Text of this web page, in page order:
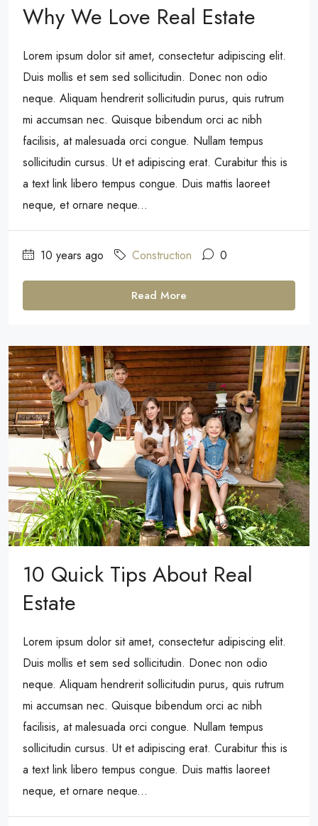
Why We Love Real Estate
Lorem ipsum dolor sit amet, consectetur adipiscing elit.
Duis mollis et sem sed sollicitudin. Donec non odio
neque. Aliquam hendrerit sollicitudin purus, quis rutrum
mi accumsan nec. Quisque bibendum orci ac nibh
facilisis, at malesuada orci congue. Nullam tempus
sollicitudin cursus. Ut et adipiscing erat. Curabitur this is
a text link libero tempus congue. Duis mattis laoreet
neque, et ornare neque...
10 years ago Construction 0
Read More
10 Quick Tips About Real
Estate
Lorem ipsum dolor sit amet, consectetur adipiscing elit.
Duis mollis et sem sed sollicitudin. Donec non odio
neque. Aliquam hendrerit sollicitudin purus, quis rutrum
mi accumsan nec. Quisque bibendum orci ac nibh
facilisis, at malesuada orci congue. Nullam tempus
sollicitudin cursus. Ut et adipiscing erat. Curabitur this is
a text link libero tempus congue. Duis mattis laoreet
neque, et ornare neque...